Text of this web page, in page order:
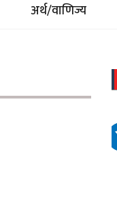
अर्थ/वाणिज्य